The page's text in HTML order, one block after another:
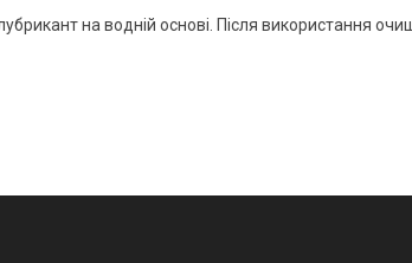
на водній основі. Після використання